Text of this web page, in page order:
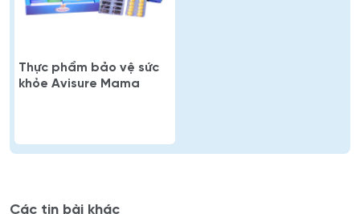
Thực phẩm bảo vệ sức
khỏe Avisure Mama
Các tin bài khác